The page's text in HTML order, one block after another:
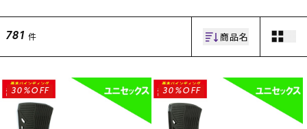
781 件 商品名
30%OFF 30%OFF